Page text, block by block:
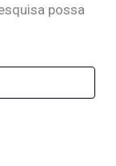
possa